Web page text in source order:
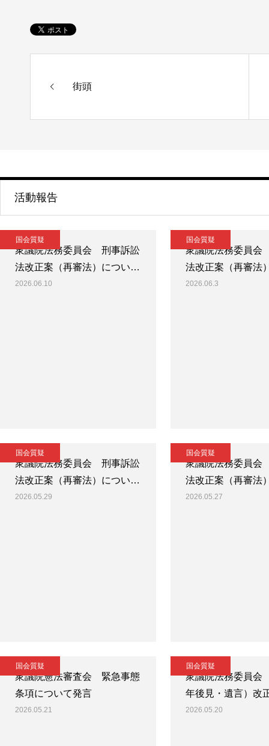
街頭
活動報告
国会質疑
衆議院法務委員会 刑事訴訟
法改正案（再審法）につい…
2026.06.10
国会質疑
衆議院法務委員
法改正案（再審法
2026.06.3
国会質疑
衆議院法務委員会 刑事訴訟
法改正案（再審法）につい…
2026.05.29
国会質疑
衆議院法務委員
法改正案（再審法
2026.05.27
国会質疑
衆議院憲法審査会 緊急事態
条項について発言
2026.05.21
国会質疑
衆議院法務委員
年後見・遺言）改
2026.05.20